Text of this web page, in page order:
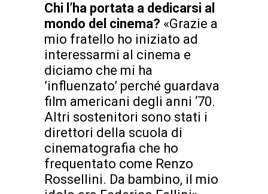
Chi l’ha portata a dedicarsi al
mondo del cinema? «Grazie a
mio fratello ho iniziato ad
interessarmi al cinema e
diciamo che mi ha
’influenzato’ perché guardava
film americani degli anni ‘70.
Altri sostenitori sono stati i
direttori della scuola di
cinematografia che ho
frequentato come Renzo
Rossellini. Da bambino, il mio